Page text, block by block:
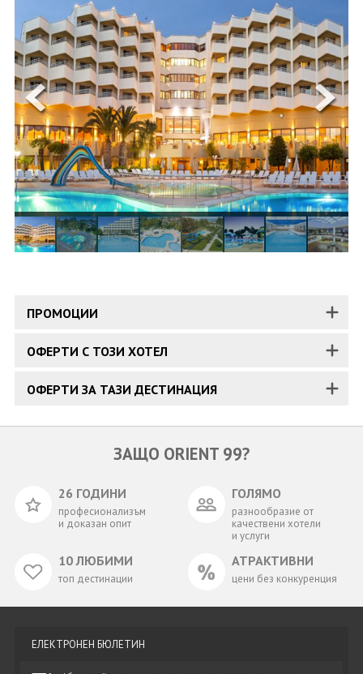
ЗА НАС
КОНТАКТИ
ФИРМЕНИ ДОКУМЕНТИ
0700 144 34 Запитване
ПОСЛЕДВАЙТЕ НИ
ПРОМОЦИИ
ОФЕРТИ С ТОЗИ ХОТЕЛ
ОФЕРТИ ЗА ТАЗИ ДЕСТИНАЦИЯ
ЗАЩО ORIENT 99?
26 ГОДИНИ
професионализъм
и доказан опит
ГОЛЯМО
разнообразие от
качествени хотели
и услуги
10 ЛЮБИМИ
топ дестинации
АТРАКТИВНИ
цени без конкуренция
ЕЛЕКТРОНЕН БЮЛЕТИН